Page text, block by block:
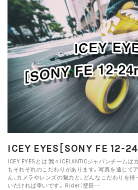
ICEY EYES［SONY FE 12-
ICEY EYESとは 我々ICELANTICジャパンチームは
もそれぞれのこだわりがあります。写真を通じて
ん、カメラやレンズの魅力と、どんなこだわりを
いだければ幸いです。 Rider：壁田…